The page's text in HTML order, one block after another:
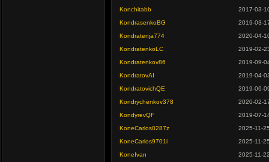
Konchitabb
2017-03-
KondrasenkoBG
2019-03-
Kondratenja774
2020-04-
KondratenkoLC
2019-02-
Kondratenkov86
2019-09-
KondratovAI
2019-04-
KondratovichQE
2019-06-
Kondrychenkov378
2020-02-
KondyrevQF
2019-07-
KoneCarlos0287z
2025-11-
KoneCarlos9701i
2025-11-
KoneIvan
2025-11-